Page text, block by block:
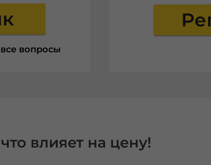
все вопросы
влияет на цену!